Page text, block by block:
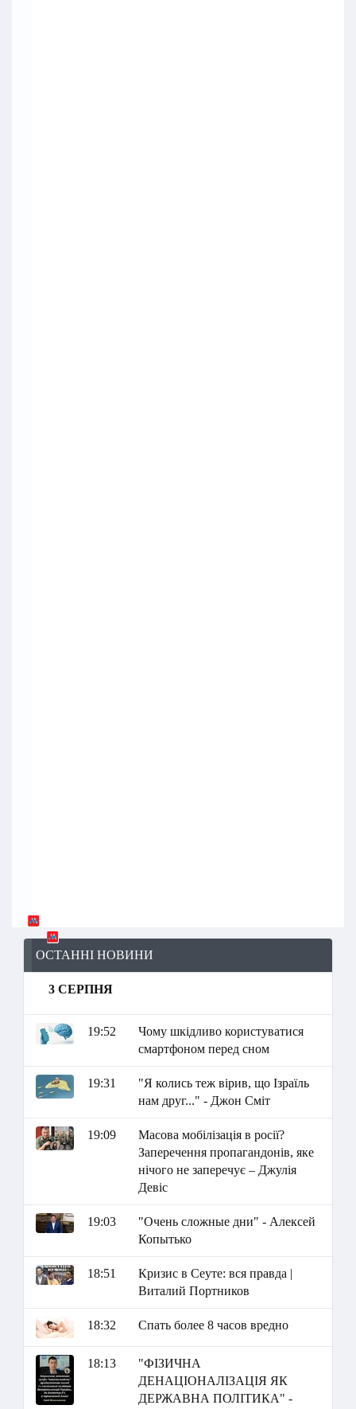
ОСТАННІ НОВИНИ
3 СЕРПНЯ
19:52
Чому шкідливо користуватися
смартфоном перед сном
19:31
"Я колись теж вірив, що Ізраїль
нам друг..." - Джон Сміт
19:09
Масова мобілізація в росії?
Заперечення пропагандонів, яке
нічого не заперечує – Джулія
Девіс
19:03
"Очень сложные дни" - Алексей
Копытько
18:51
Кризис в Сеуте: вся правда |
Виталий Портников
18:32 Спать более 8 часов вредно
18:13
"ФІЗИЧНА
ДЕНАЦІОНАЛІЗАЦІЯ ЯК
ДЕРЖАВНА ПОЛІТИКА" -